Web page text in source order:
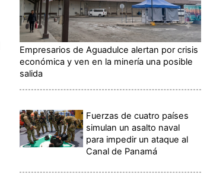
Empresarios de Aguadulce alertan por crisis
económica y ven en la minería una posible
salida
Fuerzas de cuatro países
simulan un asalto naval
para impedir un ataque al
Canal de Panamá